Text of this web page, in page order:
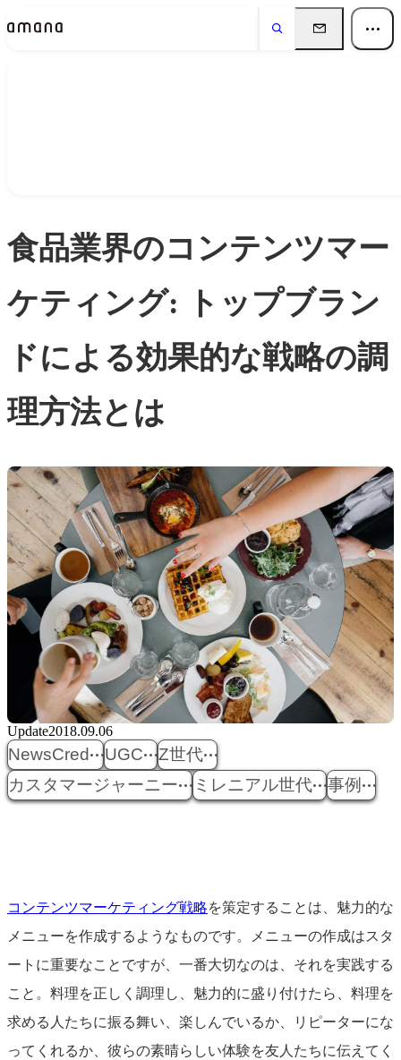
食品業界のコンテンツマー
ケティング: トップブラン
ドによる効果的な戦略の調
理方法とは
Update2018.09.06
NewsCred UGC
Z世代
カスタマージャーニー
ミレニアル世代 事例
コンテンツマーケティング戦略を策定することは、魅力的な
メニューを作成するようなものです。メニューの作成はスタ
ートに重要なことですが、一番大切なのは、それを実践する
こと。料理を正しく調理し、魅力的に盛り付けたら、料理を
求める人たちに振る舞い、楽しんでいるか、リピーターにな
ってくれるか、彼らの素晴らしい体験を友人たちに伝えてく